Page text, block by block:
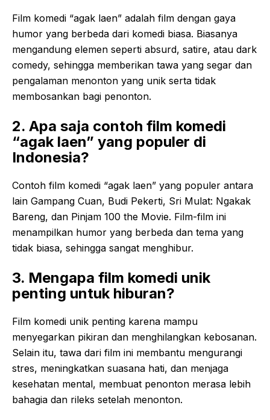
Film komedi “agak laen” adalah film dengan gaya
humor yang berbeda dari komedi biasa. Biasanya
mengandung elemen seperti absurd, satire, atau dark
comedy, sehingga memberikan tawa yang segar dan
pengalaman menonton yang unik serta tidak
membosankan bagi penonton.
2. Apa saja contoh film komedi
“agak laen” yang populer di
Indonesia?
Contoh film komedi “agak laen” yang populer antara
lain Gampang Cuan, Budi Pekerti, Sri Mulat: Ngakak
Bareng, dan Pinjam 100 the Movie. Film-film ini
menampilkan humor yang berbeda dan tema yang
tidak biasa, sehingga sangat menghibur.
3. Mengapa film komedi unik
penting untuk hiburan?
Film komedi unik penting karena mampu
menyegarkan pikiran dan menghilangkan kebosanan.
Selain itu, tawa dari film ini membantu mengurangi
stres, meningkatkan suasana hati, dan menjaga
kesehatan mental, membuat penonton merasa lebih
bahagia dan rileks setelah menonton.